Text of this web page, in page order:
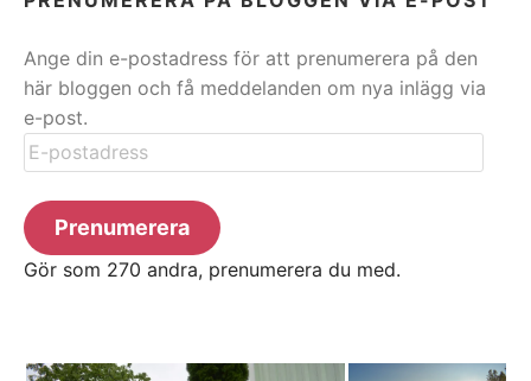
Ange din e-postadress för att prenumerera på den
här bloggen och få meddelanden om nya inlägg via
e-post.
E-
postadress
Prenumerera
Gör som 270 andra, prenumerera du med.